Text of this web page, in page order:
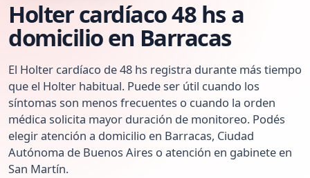
Holter cardíaco 48 hs a
domicilio en Barracas
El Holter cardíaco de 48 hs registra durante más tiempo
que el Holter habitual. Puede ser útil cuando los
síntomas son menos frecuentes o cuando la orden
médica solicita mayor duración de monitoreo. Podés
elegir atención a domicilio en Barracas, Ciudad
Autónoma de Buenos Aires o atención en gabinete en
San Martín.